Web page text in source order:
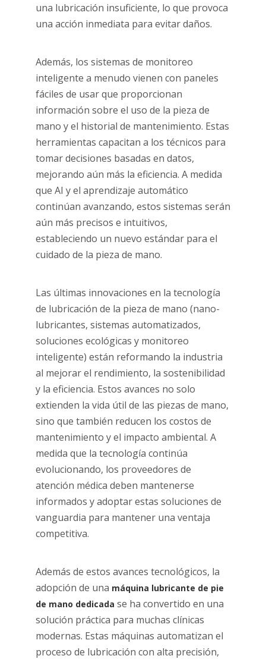
una lubricación insuficiente, lo que provoca
una acción inmediata para evitar daños.
Además, los sistemas de monitoreo
inteligente a menudo vienen con paneles
fáciles de usar que proporcionan
información sobre el uso de la pieza de
mano y el historial de mantenimiento. Estas
herramientas capacitan a los técnicos para
tomar decisiones basadas en datos,
mejorando aún más la eficiencia. A medida
que AI y el aprendizaje automático
continúan avanzando, estos sistemas serán
aún más precisos e intuitivos,
estableciendo un nuevo estándar para el
cuidado de la pieza de mano.
Las últimas innovaciones en la tecnología
de lubricación de la pieza de mano (nano-
lubricantes, sistemas automatizados,
soluciones ecológicas y monitoreo
inteligente) están reformando la industria
al mejorar el rendimiento, la sostenibilidad
y la eficiencia. Estos avances no solo
extienden la vida útil de las piezas de mano,
sino que también reducen los costos de
mantenimiento y el impacto ambiental. A
medida que la tecnología continúa
evolucionando, los proveedores de
atención médica deben mantenerse
informados y adoptar estas soluciones de
vanguardia para mantener una ventaja
competitiva.
Además de estos avances tecnológicos, la
adopción de una máquina lubricante de pie
de mano dedicada se ha convertido en una
solución práctica para muchas clínicas
modernas. Estas máquinas automatizan el
proceso de lubricación con alta precisión,